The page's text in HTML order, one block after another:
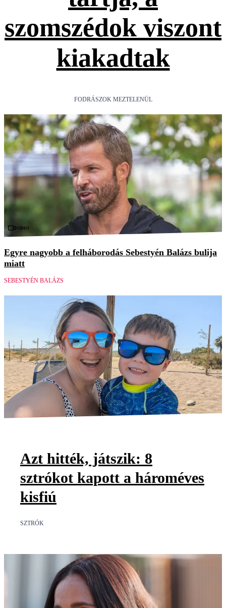
szomszédok viszont
kiakadtak
FODRÁSZOK MEZTELENÜL
Videó
Egyre nagyobb a felháborodás Sebestyén Balázs bulija
miatt
SEBESTYÉN BALÁZS
Azt hitték, játszik: 8
sztrókot kapott a hároméves
kisfiú
SZTRÓK